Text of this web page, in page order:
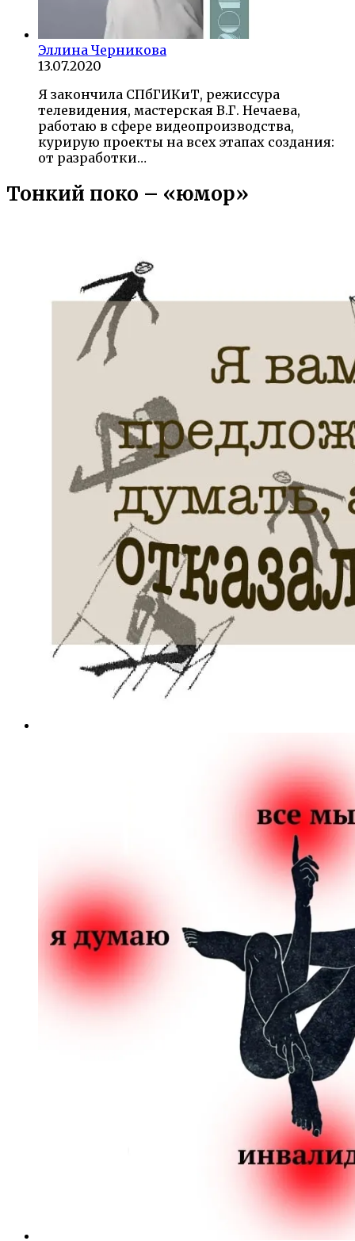
Эллина Черникова
13.07.2020
Я закончила СПбГИКиТ, режиссура
телевидения, мастерская В.Г. Нечаева,
работаю в сфере видеопроизводства,
курирую проекты на всех этапах создания:
от разработки…
Тонкий поко – «юмор»